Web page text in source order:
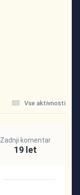
Vse aktivnosti
Zadnji komentar
19 let